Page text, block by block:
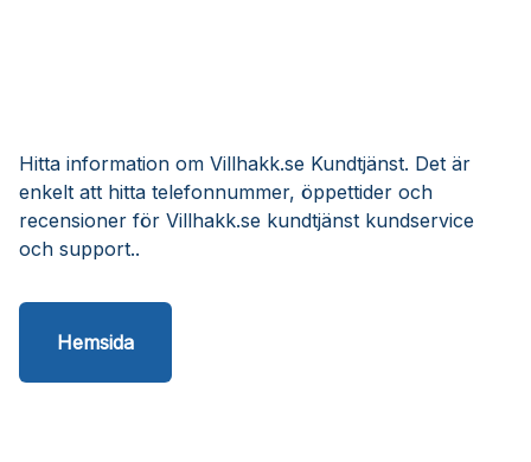
Hitta information om Villhakk.se Kundtjänst. Det är
enkelt att hitta telefonnummer, öppettider och
recensioner för Villhakk.se kundtjänst kundservice
och support..
Hemsida